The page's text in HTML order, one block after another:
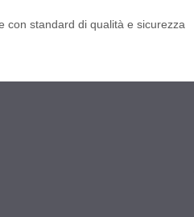
con standard di qualità e sicurezza